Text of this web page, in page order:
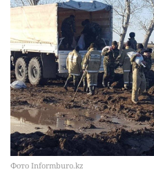
Фото Informburo.kz